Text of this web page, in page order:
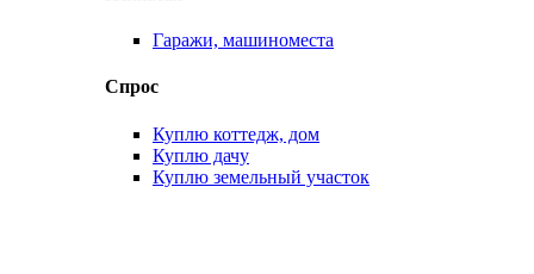
Гаражи, машиноместа
Спрос
Куплю коттедж, дом
Куплю дачу
Куплю земельный участок